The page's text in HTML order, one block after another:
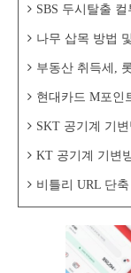
SBS 두시탈출
나무 삽목 방법
부동산 취득세,
현대카드 M포인
SKT 공기계 기
KT 공기계 기변
비틀리 URL 단